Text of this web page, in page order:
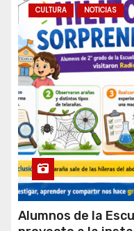
CULTURA NOTICIAS
Alumnos de la